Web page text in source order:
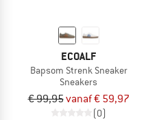
ECOALF
Bapsom Strenk Sneaker
Sneakers
€ 99,95vanaf € 59,97
(0)